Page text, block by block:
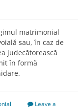
matrimonial
sau, în caz de
judecătorească
în formă
Leave a